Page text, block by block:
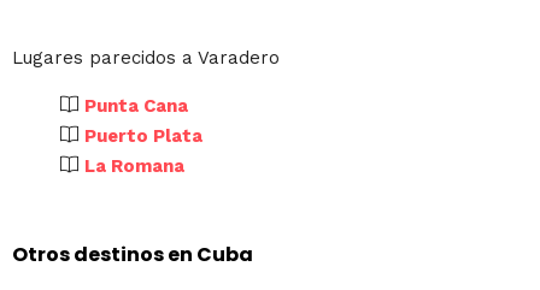
Lugares parecidos a Varadero
Punta Cana
Puerto Plata
La Romana
Otros destinos en Cuba